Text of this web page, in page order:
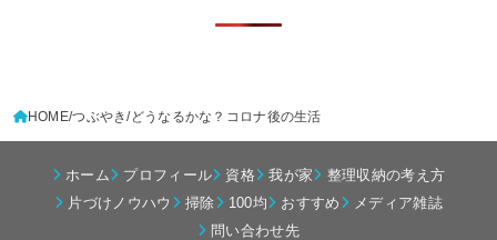
HOME つぶやき どうなるかな？コロナ後の生活
ホーム プロフィール 資格 我が家
整理収納の考え方
片づけノウハウ
掃除 100均 おすすめ
メディア雑誌
問い合わせ先